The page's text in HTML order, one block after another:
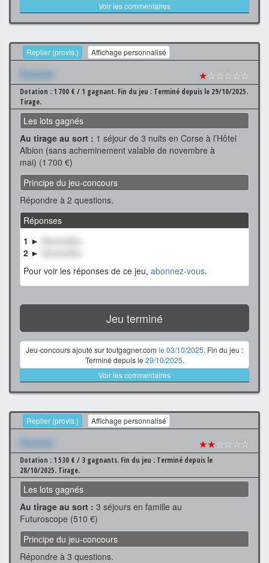
Voir les commentaires
Replier (provis.) Affichage personnalisé
Xxxxxxx ★☆☆☆☆☆
Dotation : 1 700 € / 1 gagnant. Fin du jeu : Terminé depuis le 29/10/2025.
Tirage.
Les lots gagnés
Au tirage au sort : 1 séjour de 3 nuits en Corse à l’Hôtel
Albion (sans acheminement valable de novembre à
mai) (1 700 €)
Principe du jeu-concours
Répondre à 2 questions.
Réponses
1 ►
XxxxxxXxx
2 ►
Pour voir les réponses de ce jeu, abonnez-vous.
Jeu terminé
Jeu-concours ajouté sur toutgagner.com le 03/10/2025. Fin du jeu :
Terminé depuis le 29/10/2025.
Voir les commentaires
Replier (provis.) Affichage personnalisé
Xxxxxxx ★★☆☆☆☆
Dotation : 1 530 € / 3 gagnants. Fin du jeu : Terminé depuis le
28/10/2025. Tirage.
Les lots gagnés
Au tirage au sort : 3 séjours en famille au
Futuroscope (510 €)
Principe du jeu-concours
Répondre à 3 questions.